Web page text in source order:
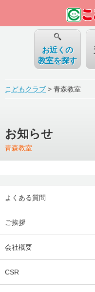
お近くの
教室を探す
こどもクラブ> 青森教室
お知らせ
青森教室
よくある質問
ご挨拶
会社概要
CSR